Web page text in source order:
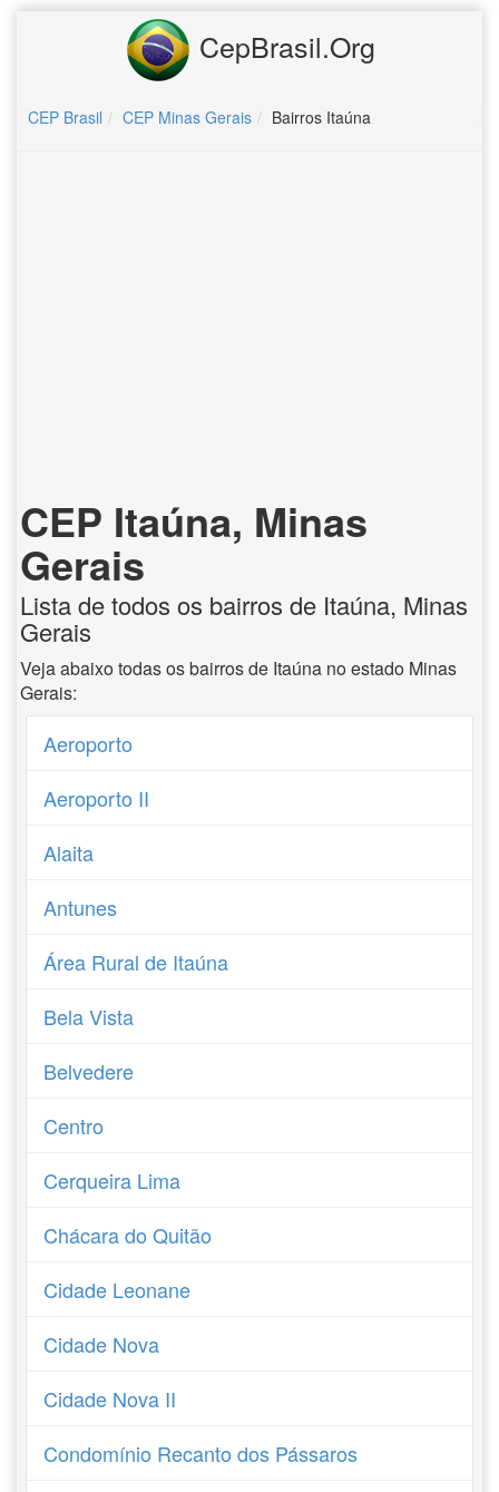
CepBrasil.Org
CEP Brasil CEP Minas Gerais Bairros Itaúna
CEP Itaúna, Minas
Gerais
Lista de todos os bairros de Itaúna, Minas
Gerais
Veja abaixo todas os bairros de Itaúna no estado Minas
Gerais:
Aeroporto
Aeroporto II
Alaita
Antunes
Área Rural de Itaúna
Bela Vista
Belvedere
Centro
Cerqueira Lima
Chácara do Quitão
Cidade Leonane
Cidade Nova
Cidade Nova II
Condomínio Recanto dos Pássaros